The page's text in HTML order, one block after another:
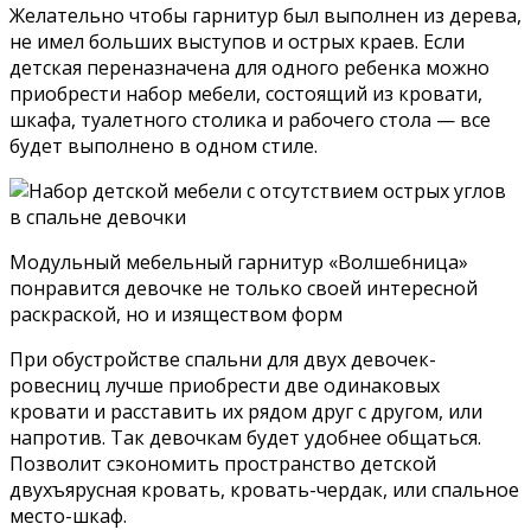
Желательно чтобы гарнитур был выполнен из дерева,
не имел больших выступов и острых краев. Если
детская переназначена для одного ребенка можно
приобрести набор мебели, состоящий из кровати,
шкафа, туалетного столика и рабочего стола — все
будет выполнено в одном стиле.
Модульный мебельный гарнитур «Волшебница»
понравится девочке не только своей интересной
раскраской, но и изяществом форм
При обустройстве спальни для двух девочек-
ровесниц лучше приобрести две одинаковых
кровати и расставить их рядом друг с другом, или
напротив. Так девочкам будет удобнее общаться.
Позволит сэкономить пространство детской
двухъярусная кровать, кровать-чердак, или спальное
место-шкаф.